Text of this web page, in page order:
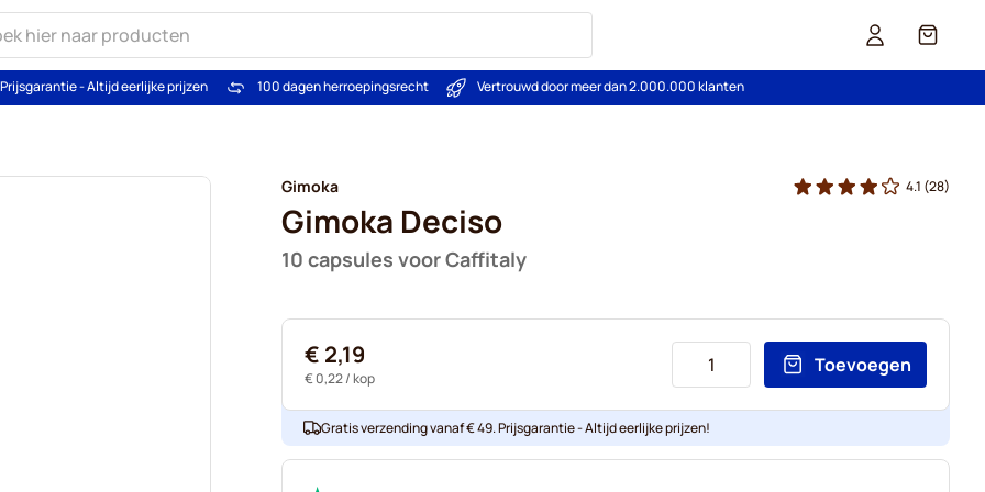
Cart
Prijsgarantie - Altijd eerlijke prijzen 100 dagen herroepingsrecht Vertrouwd door meer dan 2.000.000 klanten
Gimoka
Gimoka Deciso
10 capsules voor Caffitaly
4.1 (28)
€ 2,19
€ 0,22/ kop
Toevoegen
Gratis verzending vanaf € 49. Prijsgarantie - Altijd eerlijke prijzen!